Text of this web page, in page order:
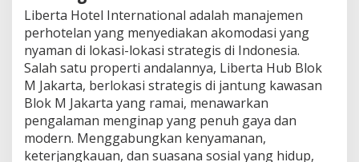
Liberta Hotel International adalah manajemen
perhotelan yang menyediakan akomodasi yang
nyaman di lokasi-lokasi strategis di Indonesia.
Salah satu properti andalannya, Liberta Hub Blok
M Jakarta, berlokasi strategis di jantung kawasan
Blok M Jakarta yang ramai, menawarkan
pengalaman menginap yang penuh gaya dan
modern. Menggabungkan kenyamanan,
keterjangkauan, dan suasana sosial yang hidup,